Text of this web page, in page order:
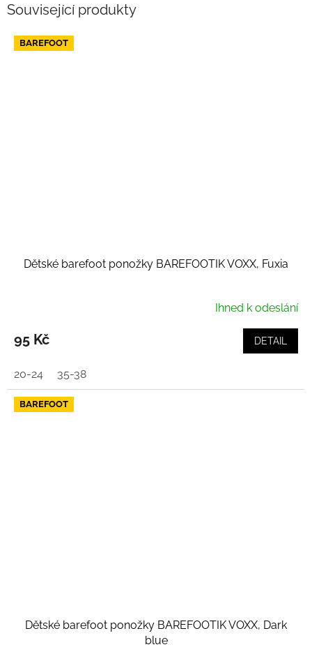
Související produkty
BAREFOOT
Dětské barefoot ponožky BAREFOOTIK VOXX, Fuxia
Ihned k odeslání
95 Kč DETAIL
20-24 35-38
BAREFOOT
Dětské barefoot ponožky BAREFOOTIK VOXX, Dark
blue